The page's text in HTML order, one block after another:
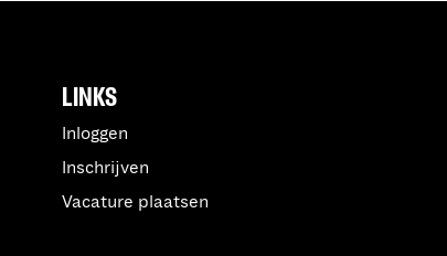
LINKS
Inloggen
Inschrijven
Vacature plaatsen